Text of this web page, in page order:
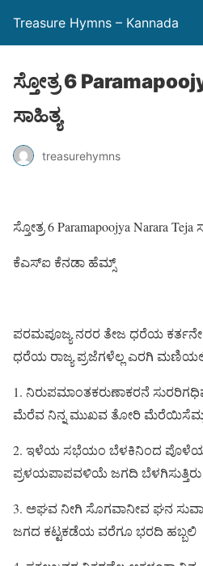
Treasure Hymns – Kannada
ಸ್ತೋತ್ರ 6
ಸಾಹಿತ್ಯ
treasurehymns
ಸ್ತೋತ್ರ 6 Paramapoojya Narara Teja
ಕೆಎಸ್ಐ ಕೆನಡಾ ಹೆಮ್ಸ್
ಪರಮಪೂಜ್ಯ ನರರ ತೇಜ ಧರೆಯ ಕರ್ತನೇ
ಧರೆಯ ರಾಜ್ಯ ಪ್ರಜೆಗಳೆಲ್ಲ ಎರಗಿ
1. ನಿರುಪಮಾಂತಕರುಣಾಕರನೆ
ಮೆರೆವ ನಿನ್ನ ಮುಖವ ತೋರಿ
2. ಇಳೆಯ ಸಭೆಯಂ ಬೆಳಕಿನಿಂದ
ಪ್ರಳಯಪಾಪವಳಿಯೆ ಜಗದಿ ಬೆಳಗಿಸುತ್ತಿರು
3. ಅಘವ ನೀಗಿ ಸೊಗವಾನೀವ ಘನ
ಜಗದ ಕಟ್ಟಕಡೆಯ ವರೆಗೂ ಭರದಿ ಹಬ್ಬಲಿ